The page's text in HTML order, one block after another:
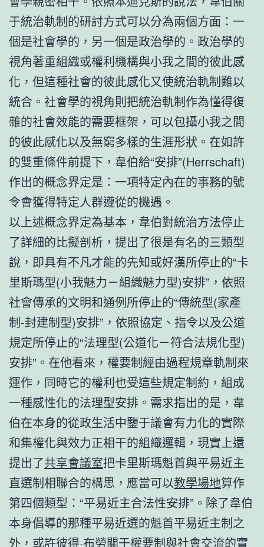
于統治軌制的研討方式可以分為兩個方面：一
個是社會學的，另一個是政治學的。政治學的
視角著重組織或權利機構與小我之間的彼此感
化，但這種社會的彼此感化又使統治軌制難以
統合。社會學的視角則把統治軌制作為懂得復
雜的社會效能的需要框架，可以包攝小我之間
的彼此感化以及無窮多樣的生涯形狀。在如許
的雙重條件前提下，韋伯給“安排”(Herrschaft)
作出的概念界定是：一項特定內在的事務的號
令會獲得特定人群遵從的機遇。
以上述概念界定為基本，韋伯對統治方法停止
了詳細的比擬剖析，提出了很是有名的三類型
說，即具有不凡才能的先知或好漢所停止的“卡
里斯瑪型(小我魅力－組織魅力型)安排”，依照
社會傳承的文明和通例所停止的“傳統型(家產
制-封建制型)安排”，依照協定、指令以及公道
規定所停止的“法理型(公道化－符合法規化型)
安排”。在他看來，權要制經由過程規章軌制來
運作，同時它的權利也受這些規定制約，組成
一種感性化的法理型安排。需求指出的是，韋
伯在本身的從政生活中鑒于議會有力化的實際
和集權化與效力正相干的組織邏輯，現實上還
提出了共享會議室把卡里斯瑪魁首與平易近主
直選制相聯合的構思，應當可以教學場地算作
第四個類型：“平易近主合法性安排”。除了韋伯
本身倡導的那種平易近選的魁首平易近主制之
外，或許彼得·布勞關于權要制與社會交流的實